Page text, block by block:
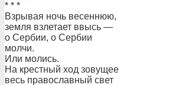
* * *
Взрывая ночь весеннюю,
земля взлетает ввысь —
о Сербии, о Сербии
молчи.
Или молись.
На крестный ход зовущее
весь православный свет